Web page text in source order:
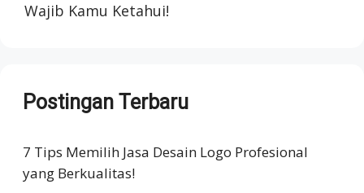
Wajib Kamu Ketahui!
Postingan Terbaru
7 Tips Memilih Jasa Desain Logo Profesional
yang Berkualitas!